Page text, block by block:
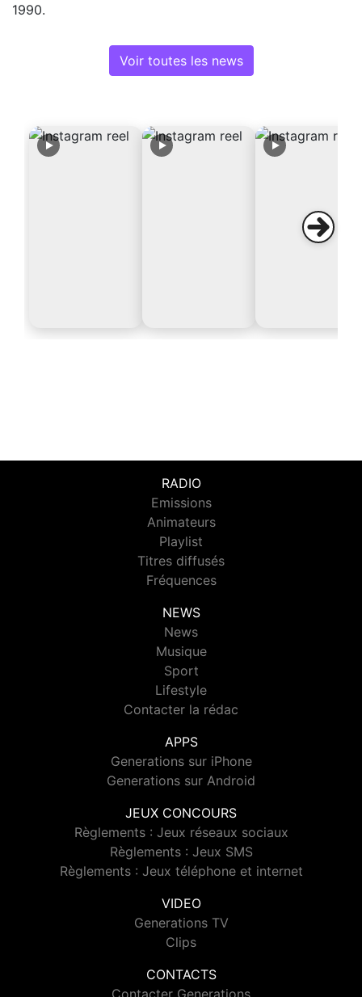
1990.
Voir toutes les news
RADIO
Emissions
Animateurs
Playlist
Titres diffusés
Fréquences
NEWS
News
Musique
Sport
Lifestyle
Contacter la rédac
APPS
Generations sur iPhone
Generations sur Android
JEUX CONCOURS
Règlements : Jeux réseaux sociaux
Règlements : Jeux SMS
Règlements : Jeux téléphone et internet
VIDEO
Generations TV
Clips
CONTACTS